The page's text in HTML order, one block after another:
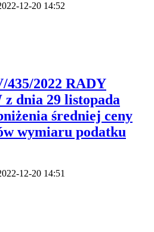
12-20 14:52
2022 RADY
dnia 29 listopada
średniej ceny
wymiaru podatku
12-20 14:51